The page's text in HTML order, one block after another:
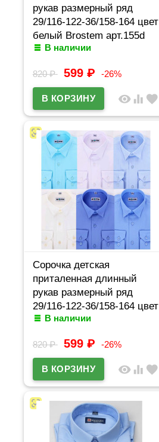
рукав размерный ряд
29/116-122-36/158-164 цвет
белый Brostem арт.155d
В наличии
820₽ 599 ₽ -26%
visibility equalizer favorite
Сорочка детская
приталенная длинный
рукав размерный ряд
29/116-122-36/158-164 цвет
белый Brostem арт.203d**
В наличии
820₽ 599 ₽ -26%
visibility equalizer favorite